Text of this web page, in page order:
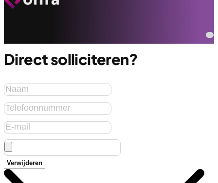
Direct solliciteren?
Verwijderen